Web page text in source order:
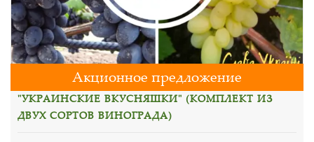
Акционное предложение
"УКРАИНСКИЕ ВКУСНЯШКИ" (КОМПЛЕКТ ИЗ
ДВУХ СОРТОВ ВИНОГРАДА)